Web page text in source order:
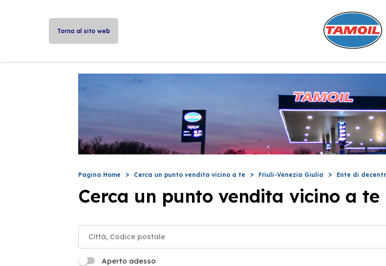
Torna al sito web
Pagina Home Cerca un punto vendita vicino a te Friuli-Venezia Giulia Ente di
Cerca un punto vendita vicino a te
Aperto adesso